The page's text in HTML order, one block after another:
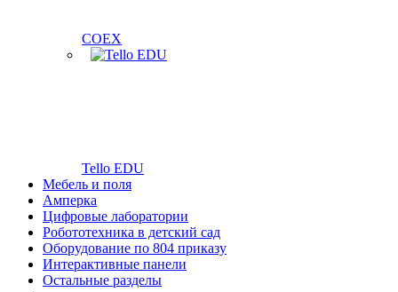
COEX
Tello EDU
Мебель и поля
Амперка
Цифровые лаборатории
Робототехника в детский сад
Оборудование по 804 приказу
Интерактивные панели
Остальные разделы